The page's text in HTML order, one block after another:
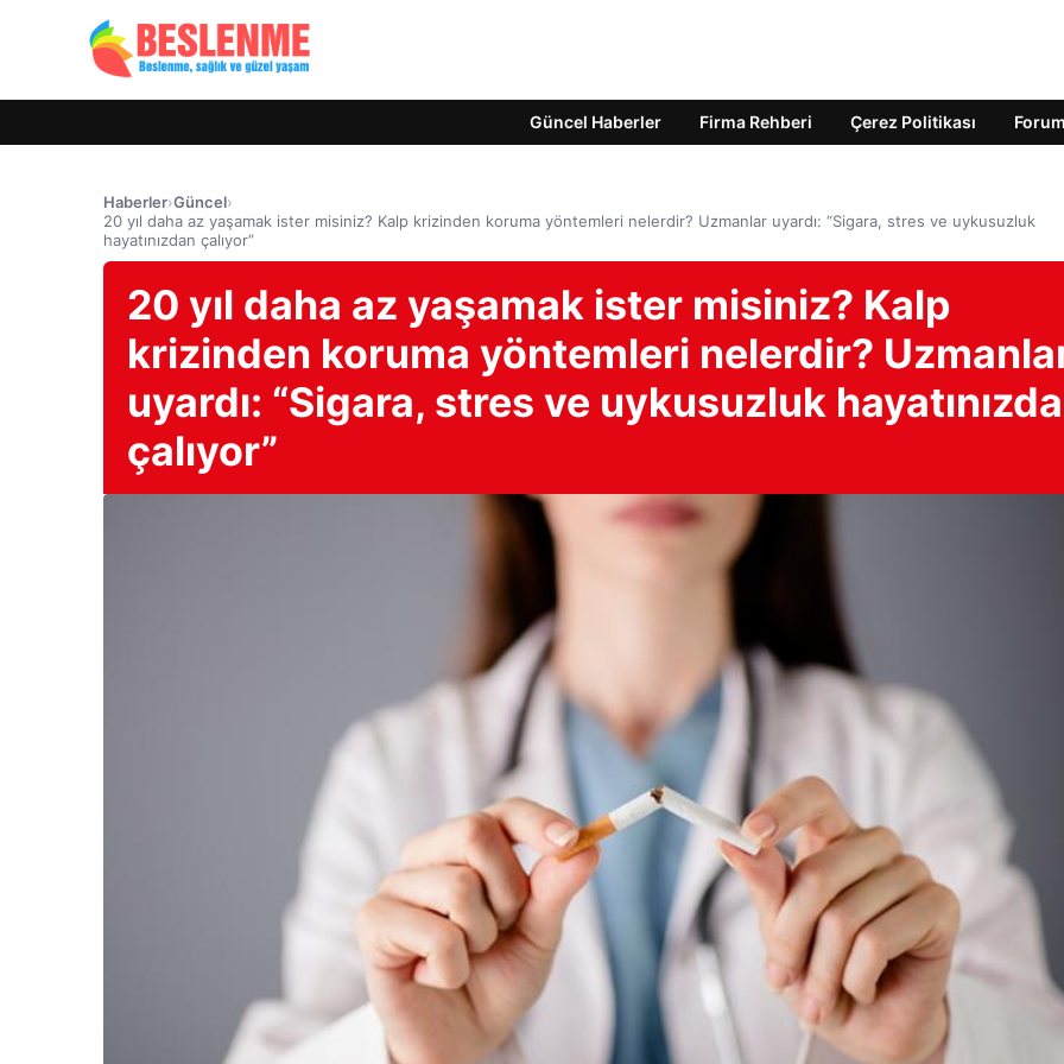
Güncel Haberler Firma Rehberi Çerez Politikası Forum
Haberler›Güncel›
20 yıl daha az yaşamak ister misiniz? Kalp krizinden koruma yöntemleri nelerdir? Uzmanlar uyardı: “Sigara, stres ve uykusuzluk
hayatınızdan çalıyor”
20 yıl daha az yaşamak ister misiniz? Kalp
krizinden koruma yöntemleri nelerdir?
uyardı: “Sigara, stres ve uykusuzluk
çalıyor”